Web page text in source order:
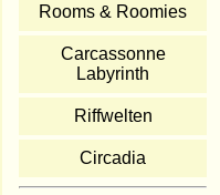
Rooms & Roomies
Carcassonne
Labyrinth
Riffwelten
Circadia